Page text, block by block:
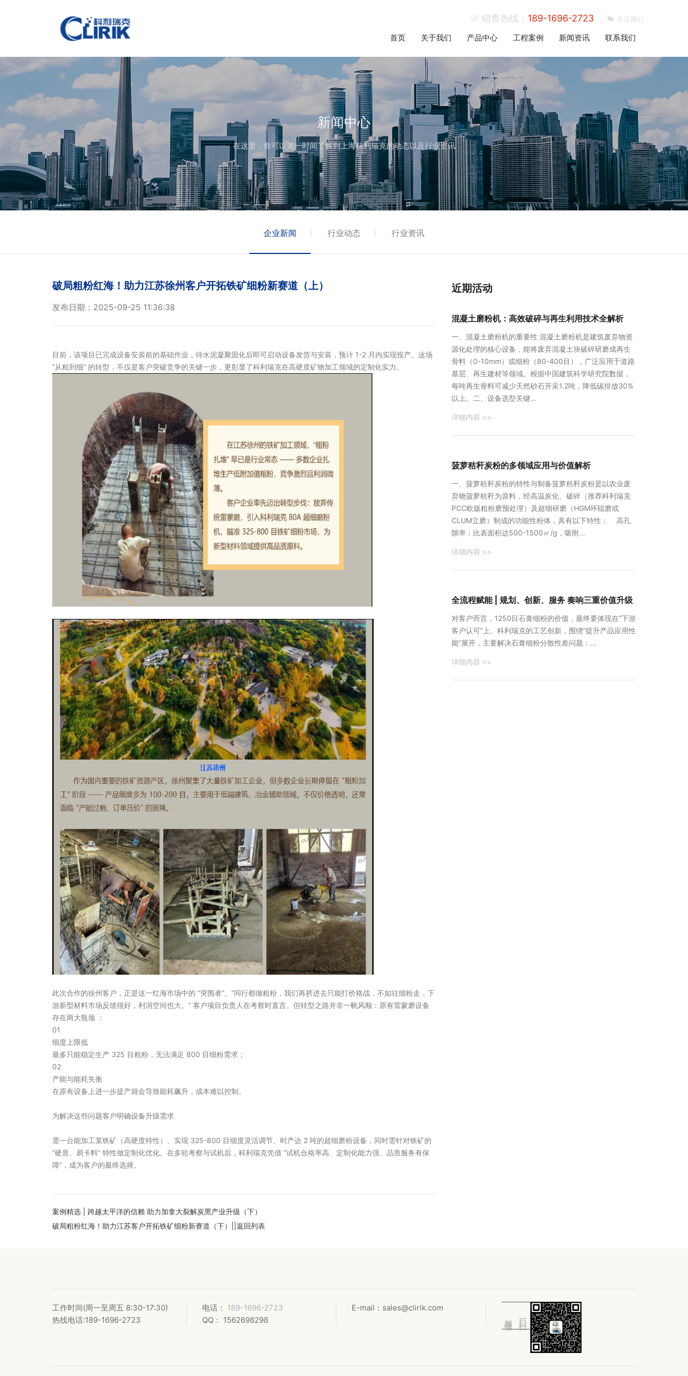
销售热线： 189-1696-2723 关注我们
首页 关于我们 产品中心 工程案例 新闻资讯 联系我们
新闻中心
在这里，你可以第一时间了解到上海科利瑞克的动态以及行业资讯
企业新闻 行业动态 行业资讯
破局粗粉红海！助力江苏徐州客户开拓铁矿细粉新赛道（上）
发布日期：2025-09-25 11:36:38
目前，该项目已完成设备安装前的基础作业，待水泥凝聚固化后即可启动设备发货与安装，预计 1-2 月内实现投产。这场
“从粗到细” 的转型，不仅是客户突破竞争的关键一步，更彰显了科利瑞克在高硬度矿物加工领域的定制化实力。
此次合作的徐州客户，正是这一红海市场中的 “突围者”。“同行都做粗粉，我们再挤进去只能打价格战，不如往细粉走，下
游新型材料市场反馈很好，利润空间也大。” 客户项目负责人在考察时直言。但转型之路并非一帆风顺：原有雷蒙磨设备
存在两大瓶颈 ：
01
细度上限低
最多只能稳定生产 325 目粗粉，无法满足 800 目细粉需求；
02
产能与能耗失衡
在原有设备上进一步提产就会导致能耗飙升，成本难以控制。
为解决这些问题客户明确设备升级需求
需一台能加工某铁矿（高硬度特性）、实现 325-800 目细度灵活调节、时产达 2 吨的超细磨粉设备，同时需针对铁矿的
“硬质、易卡料” 特性做定制化优化。在多轮考察与试机后，科利瑞克凭借 “试机合格率高、定制化能力强、品质服务有保
障”，成为客户的最终选择。
案例精选 | 跨越太平洋的信赖 助力加拿大裂解炭黑产业升级（下）
破局粗粉红海！助力江苏客户开拓铁矿细粉新赛道（下）
||返回列表
近期活动
混凝土磨粉机：高效破碎与再生利用技术全解析
一、混凝土磨粉机的重要性 混凝土磨粉机是建筑废弃物资
源化处理的核心设备，能将废弃混凝土块破碎研磨成再生
骨料（0-10mm）或细粉（80-400目），广泛应用于道路
基层、再生建材等领域。根据中国建筑科学研究院数据，
每吨再生骨料可减少天然砂石开采1.2吨，降低碳排放30%
以上。二、设备选型关键...
详细内容 >>
菠萝秸秆炭粉的多领域应用与价值解析
‌一、菠萝秸秆炭粉的特性与制备‌菠萝秸秆炭粉是以农业废
弃物菠萝秸秆为原料，经高温炭化、破碎（推荐科利瑞克
PCC欧版粗粉磨预处理）及超细研磨（HGM环辊磨或
CLUM立磨）制成的功能性粉体，具有以下特性： ‌高孔
隙率‌：比表面积达500-1500㎡/g，吸附...
详细内容 >>
全流程赋能 | 规划、创新、服务 奏响三重价值升级
对客户而言，1250目石膏细粉的价值，最终要体现在“下游
客户认可”上。科利瑞克的工艺创新，围绕“提升产品应用性
能”展开，主要解决石膏细粉分散性差问题：...
详细内容 >>
工作时间(周一至周五 8:30-17:30)
热线电话:189-1696-2723
电话： 189-1696-2723
QQ： 1562698298
E-mail：sales@clirik.com